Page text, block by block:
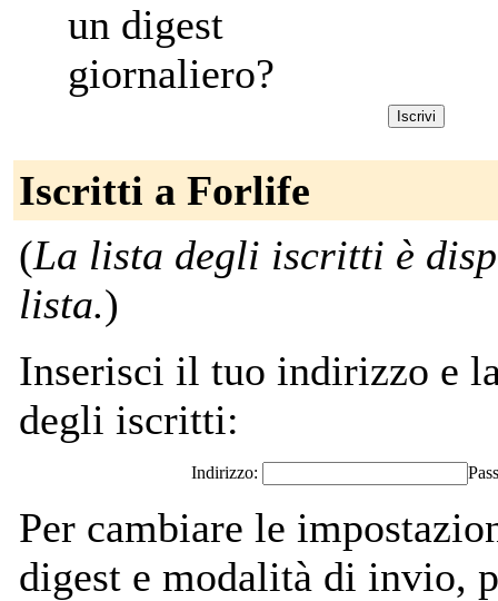
un digest
giornaliero?
Iscritti a Forlife
(La lista degli iscritti è
lista.)
Inserisci il tuo indirizzo e
degli iscritti:
Indirizzo:
Per cambiare le
digest e modalità di invio,